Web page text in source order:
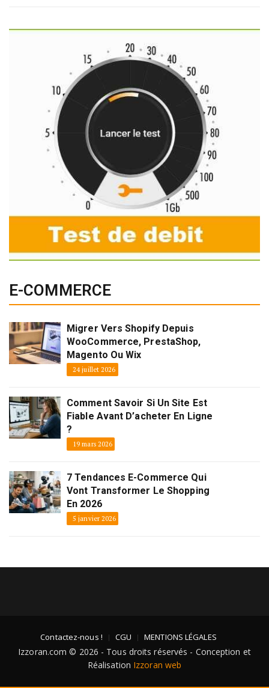
E-COMMERCE
Migrer Vers Shopify Depuis
WooCommerce, PrestaShop,
Magento Ou Wix
24 juillet 2026
Comment Savoir Si Un Site Est
Fiable Avant D’acheter En Ligne
?
19 mars 2026
7 Tendances E-Commerce Qui
Vont Transformer Le Shopping
En 2026
5 janvier 2026
Contactez-nous ! CGU MENTIONS LÉGALES
Izzoran.com © 2026 - Tous droits réservés - Conception et
Réalisation Izzoran web